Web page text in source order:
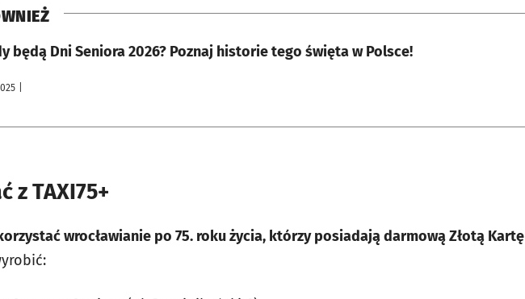
będą Dni Seniora 2026? Poznaj historie tego święta w Polsce!
z TAXI75+
wrocławianie po 75. roku życia, którzy posiadają darmową Złotą Kartę